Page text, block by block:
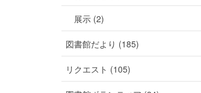
展示 (2)
図書館だより (185)
リクエスト (105)